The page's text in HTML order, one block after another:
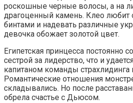
роскошные черные волосы, а на
драгоценный камень. Клео любит
бинтами и надевать различные
девочка обожает золотой цвет.
Египетская принцесса постоянно
сестрой за лидерство, что и
капитаном команды
Романтические отношения
складывались. Но после
обрела счастье с Дьюсом.